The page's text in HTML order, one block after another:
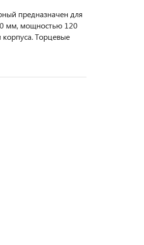
предназначен для
мм, мощностью 120
корпуса. Торцевые